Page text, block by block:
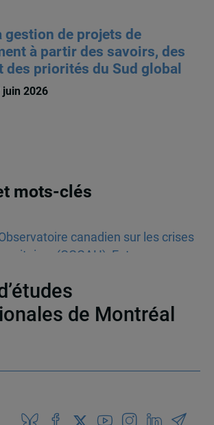
gestion de projets de
à partir des savoirs, des
des priorités du Sud global
juin 2026
mots-clés
canadien sur les crises
(OCCAH) Entrevues
de Montréal